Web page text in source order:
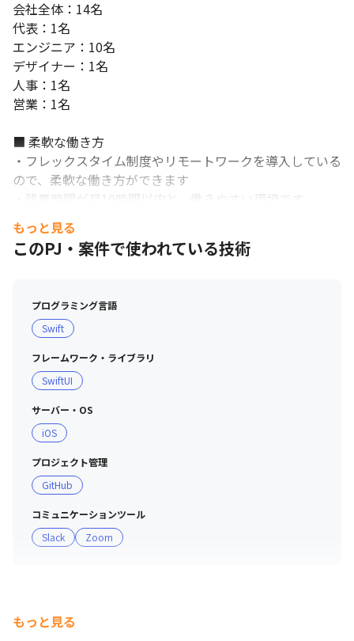
会社全体：14名
代表：1名
エンジニア：10名
デザイナー：1名
人事：1名
営業：1名
■ 柔軟な働き方
・フレックスタイム制度やリモートワークを導入している
ので、柔軟な働き方ができます
・残業時間が月10時間以内と、働きやすい環境です
もっと見る
このPJ・案件で使われている技術
プログラミング言語
Swift
フレームワーク・ライブラリ
SwiftUI
サーバー・OS
iOS
プロジェクト管理
GitHub
コミュニケーションツール
Slack
Zoom
もっと見る